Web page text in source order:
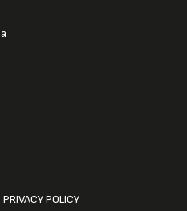
PRIVACY POLICY